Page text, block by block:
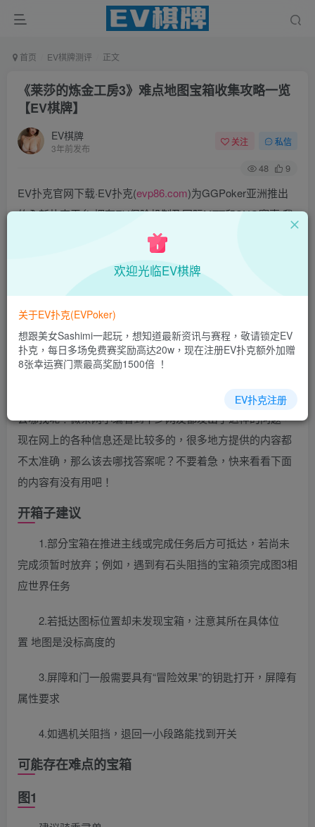
首页 EV棋牌测评 正文
《莱莎的炼金工房3》难点地图宝箱收集攻略一览
【EV棋牌】
EV棋牌
3年前发布
关注 私信
48 9
EV扑克官网下载·EV扑克(evp86.com)为GGPoker亚洲推出
的全新扑克平台,拥有EV保险机制及国际MTT和SNG赛事,我
们具备完善的国际认可,致力提供国内最公平与公正的竞技环
EV扑克|EV扑克官网|EV扑克下载|EV扑克电脑版|EV扑克娱
乐场|EV扑克小游戏——EV扑克导航(www.evpks.com)
EV扑克|EV扑克官网|EV扑克娱乐场|EV扑克保险|EV扑克娱
乐场|EV扑克游戏网址发布页——EV扑克下载
(www.evpk66.com)
《莱莎的炼金工房3》难点地图宝箱收集攻略一览的内容
去哪找呢？微茶网小编看到不少网友都发出了这样的问题，
现在网上的各种信息还是比较多的，很多地方提供的内容都
不太准确，那么该去哪找答案呢？不要着急，快来看看下面
的内容有没有用吧！
开箱子建议
1.部分宝箱在推进主线或完成任务后方可抵达，若尚未
完成须暂时放弃；例如，遇到有石头阻挡的宝箱须完成图3相
应世界任务
2.若抵达图标位置却未发现宝箱，注意其所在具体位
置 地图是没标高度的
3.屏障和门一般需要具有“冒险效果”的钥匙打开，屏障有
属性要求
4.如遇机关阻挡，退回一小段路能找到开关
可能存在难点的宝箱
图1
欢迎光临EV棋牌
关于EV扑克(EVPoker)
想跟美女Sashimi一起玩，想知道最新资讯与赛程，敬请锁定EV
扑克，每日多场免费赛奖励高达20w，现在注册EV扑克额外加赠
8张幸运赛门票最高奖励1500倍 ！
EV扑克注册